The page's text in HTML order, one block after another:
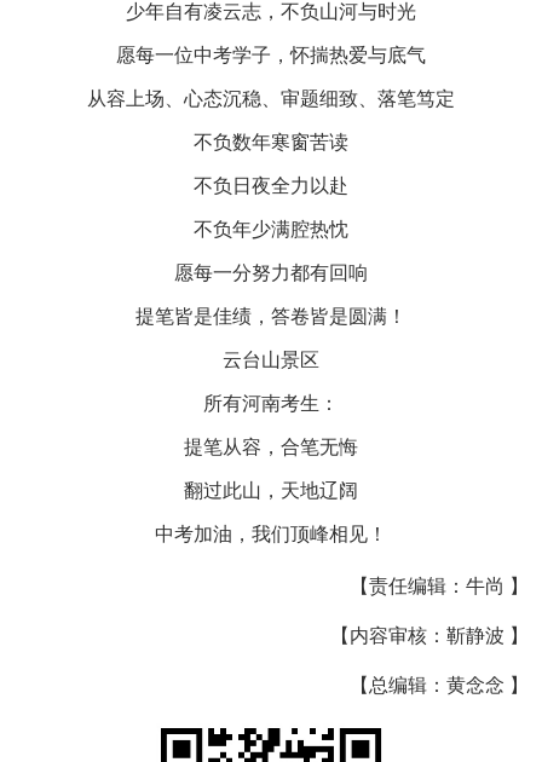
少年自有凌云志，不负山河与时光
愿每一位中考学子，怀揣热爱与底气
从容上场、心态沉稳、审题细致、落笔笃定
不负数年寒窗苦读
不负日夜全力以赴
不负年少满腔热忱
愿每一分努力都有回响
提笔皆是佳绩，答卷皆是圆满！
云台山景区
所有河南考生：
提笔从容，合笔无悔
翻过此山，天地辽阔
中考加油，我们顶峰相见！
【责任编辑：牛尚 】
【内容审核：靳静波 】
【总编辑：黄念念 】